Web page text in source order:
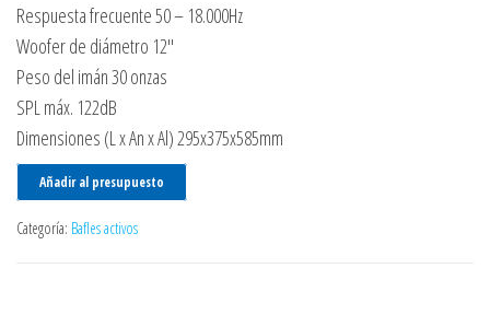
Respuesta frecuente 50 – 18.000Hz
Woofer de diámetro 12″
Peso del imán 30 onzas
SPL máx. 122dB
Dimensiones (L x An x Al) 295x375x585mm
Añadir al presupuesto
Categoría: Bafles activos